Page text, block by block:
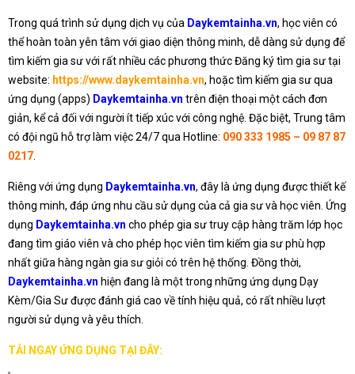
Trong quá trình sử dụng dịch vụ của Daykemtainha.vn, học viên có
thể hoàn toàn yên tâm với giao diện thông minh, dễ dàng sử dụng để
tìm kiếm gia sư với rất nhiều các phương thức Đăng ký tìm gia sư tại
website: https://www.daykemtainha.vn, hoặc tìm kiếm gia sư qua
ứng dụng (apps) Daykemtainha.vn trên điện thoại một cách đơn
giản, kể cả đối với người ít tiếp xúc với công nghệ. Đặc biệt, Trung tâm
có đội ngũ hỗ trợ làm việc 24/7 qua Hotline: 090 333 1985 – 09 87 87
0217.
Riêng với ứng dụng Daykemtainha.vn, đây là ứng dụng được thiết kế
thông minh, đáp ứng nhu cầu sử dụng của cả gia sư và học viên. Ứng
dụng Daykemtainha.vn cho phép gia sư truy cập hàng trăm lớp học
đang tìm giáo viên và cho phép học viên tìm kiếm gia sư phù hợp
nhất giữa hàng ngàn gia sư giỏi có trên hệ thống. Đồng thời,
Daykemtainha.vn hiện đang là một trong những ứng dụng Dạy
Kèm/Gia Sư được đánh giá cao về tính hiệu quả, có rất nhiều lượt
người sử dụng và yêu thích.
TẢI NGAY ỨNG DỤNG TẠI ĐÂY: